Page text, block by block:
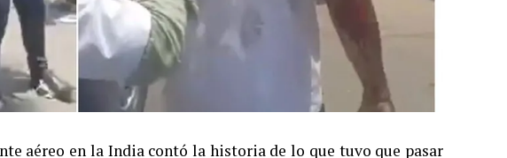
aéreo en la India contó la historia de lo que tuvo que pasar